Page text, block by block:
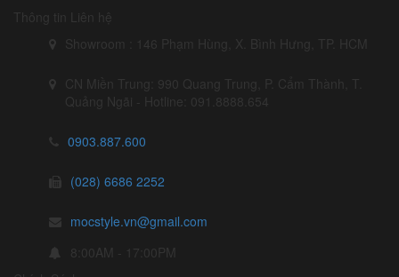
Thông tin Liên hệ
Showroom : 146 Phạm Hùng, X. Bình Hưng, TP. HCM
CN Miền Trung: 990 Quang Trung, P. Cẩm Thành, T.
Quảng Ngãi - Hotline: 091.8888.654
0903.887.600
(028) 6686 2252
mocstyle.vn@gmail.com
8:00AM - 17:00PM